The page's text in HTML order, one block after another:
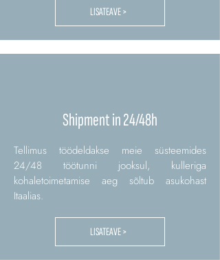
LISATEAVE >
Shipment in 24/48h
Tellimus töödeldakse meie süsteemides
24/48 töötunni jooksul, kulleriga
kohaletoimetamise aeg sõltub asukohast
Itaalias.
LISATEAVE >